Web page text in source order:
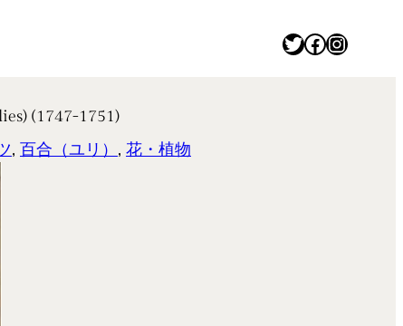
Twitter Facebook Instagram
(1747-1751)
, 百合（ユリ） , 花・植物